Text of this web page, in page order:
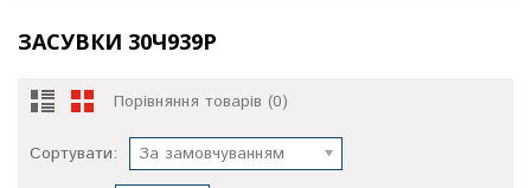
ЗАСУВКИ 30Ч939Р
Порівняння товарів (0)
Сортувати: За замовчуванням